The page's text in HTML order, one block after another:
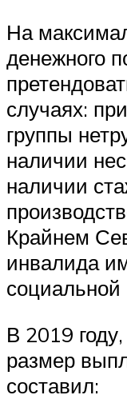
На
денежного
случаях:
группы
наличии
наличии
Крайнем
инвалида
социальной
В 2019
размер
составил: